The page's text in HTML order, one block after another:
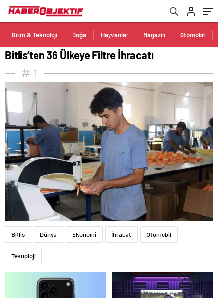
Bilim & Teknoloji Doğa Hayvanlar Magazin Otomobil
Bitlis’ten 36 Ülkeye Filtre İhracatı
1
Bitlis Dünya Ekonomi İhracat Otomobil
Teknoloji